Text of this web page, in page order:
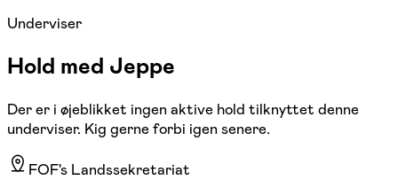
Underviser
Hold med Jeppe
Der er i øjeblikket ingen aktive hold tilknyttet denne
underviser. Kig gerne forbi igen senere.
FOF's Landssekretariat